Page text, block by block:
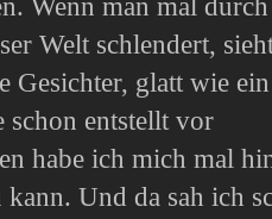
Wenn man mal durch
Welt schlendert,
Gesichter, glatt wie ein
entstellt vor
habe ich mich mal
Und da sah ich